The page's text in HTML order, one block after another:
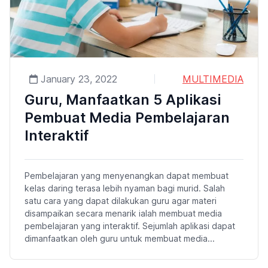
January 23, 2022 MULTIMEDIA
Guru, Manfaatkan 5 Aplikasi
Pembuat Media Pembelajaran
Interaktif
Pembelajaran yang menyenangkan dapat membuat
kelas daring terasa lebih nyaman bagi murid. Salah
satu cara yang dapat dilakukan guru agar materi
disampaikan secara menarik ialah membuat media
pembelajaran yang interaktif. Sejumlah aplikasi dapat
dimanfaatkan oleh guru untuk membuat media...